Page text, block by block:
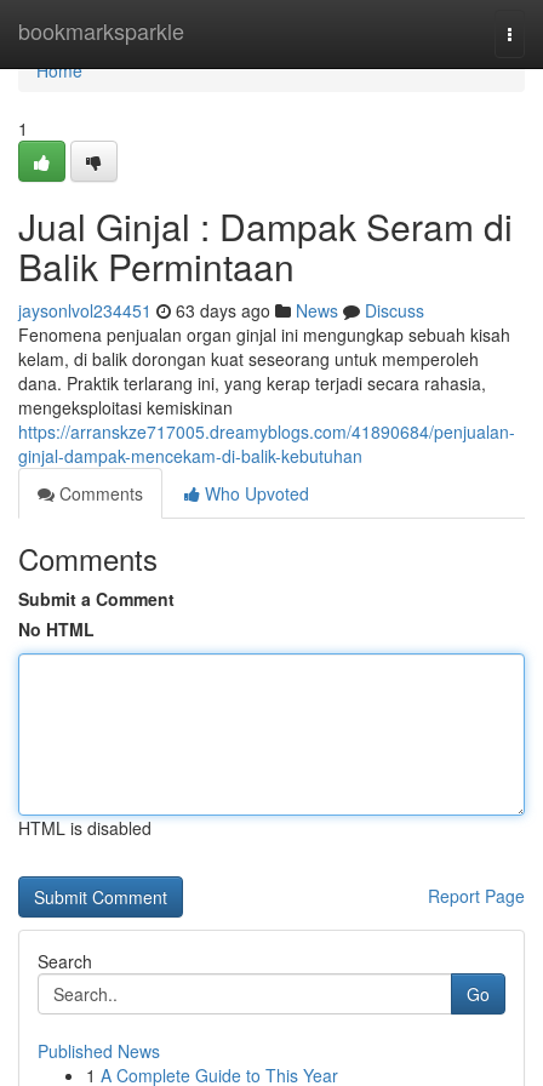
bookmarksparkle
Home
Home
1
Jual Ginjal : Dampak Seram di
Balik Permintaan
jaysonlvol234451 63 days ago News
Discuss
Fenomena penjualan organ ginjal ini mengungkap sebuah kisah
kelam, di balik dorongan kuat seseorang untuk memperoleh
dana. Praktik terlarang ini, yang kerap terjadi secara rahasia,
mengeksploitasi kemiskinan
https://arranskze717005.dreamyblogs.com/41890684/penjualan-
ginjal-dampak-mencekam-di-balik-kebutuhan
Comments
Who Upvoted
Comments
Submit a Comment
No HTML
HTML is disabled
Report Page
Search
Go
Published News
1 A Complete Guide to This Year